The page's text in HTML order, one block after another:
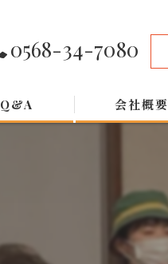
0568-34-7080
Q&A 会社概要